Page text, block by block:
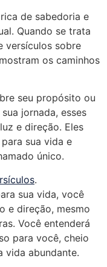
de sabedoria e
Quando se trata
versículos sobre
os caminhos
seu propósito ou
jornada, esses
e direção. Eles
sua vida e
único.
.
sua vida, você
e direção, mesmo
Você entenderá
para você, cheio
vida abundante.